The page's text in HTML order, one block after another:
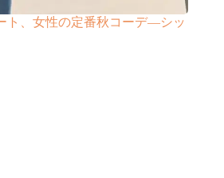
ト、女性の定番秋コーデ―シッ